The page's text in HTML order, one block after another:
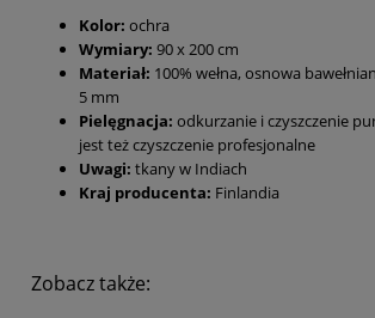
Kolor: ochra
Wymiary: 90 x 200 cm
Materiał: 100% wełna, osnowa
5 mm
Pielęgnacja: odkurzanie i czyszczenie
jest też czyszczenie profesjonalne
Uwagi: tkany w Indiach
Kraj producenta: Finlandia
Zobacz także: